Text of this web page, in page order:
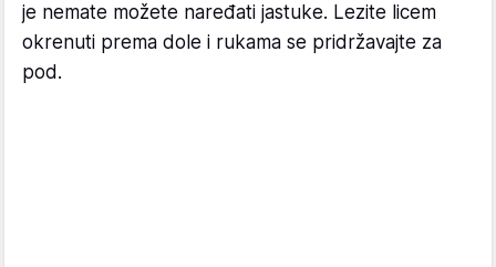
je nemate možete naređati jastuke. Lezite licem
okrenuti prema dole i rukama se pridržavajte za
pod.